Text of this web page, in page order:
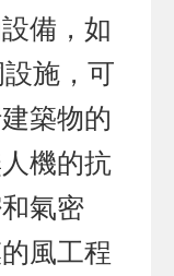
備，如
施，可
築物的
機的抗
氣密
風工程